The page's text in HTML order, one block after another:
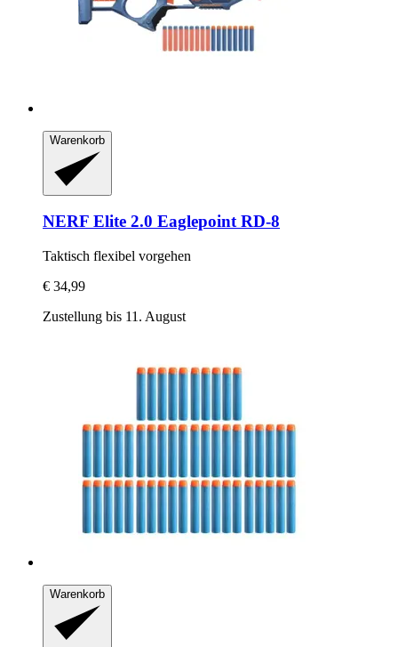
Warenkorb
NERF Elite 2.0 Eaglepoint RD-​8
Taktisch flexibel vorgehen
€ 34,99
Zustellung bis 11. August
Warenkorb